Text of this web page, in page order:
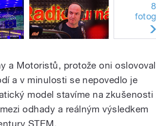
8
a Motoristů, protože oni
a v minulosti se nepovedlo je
model stavíme na zkušenosti
odhady a reálným výsledkem
STEM.